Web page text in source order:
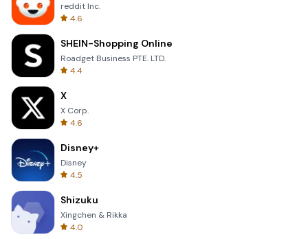
reddit Inc.
4.6
SHEIN-Shopping Online
Roadget Business PTE. LTD.
4.4
X
X Corp.
4.6
Disney+
Disney
4.5
Shizuku
Xingchen & Rikka
4.0